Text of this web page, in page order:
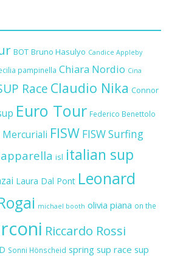
BOT Bruno Hasulyo Candice Appleby
pampinella Chiara Nordio Cina
Race Claudio Nika Connor
Euro Tour Federico Benettolo
Mercuriali FISW FISW Surfing
isl italian sup
Laura Dal Pont Leonard
michael booth olivia piana on the
Riccardo Rossi
Sonni Hönscheid spring sup race sup